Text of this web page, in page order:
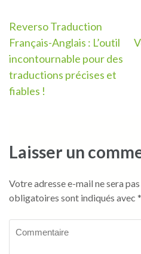
Navigation
de
l’article
Reverso Traduction
Français-Anglais : L’outil
incontournable pour des
traductions précises et
fiables !
Laisser un
Votre adresse e-mail ne sera
obligatoires sont indiqués avec *